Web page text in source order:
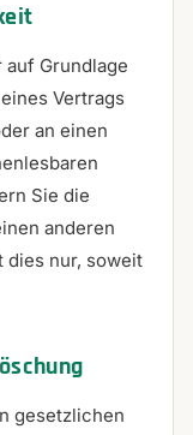
auf Grundlage
Vertrags
an einen
Sie die
anderen
dies nur, soweit
gesetzlichen